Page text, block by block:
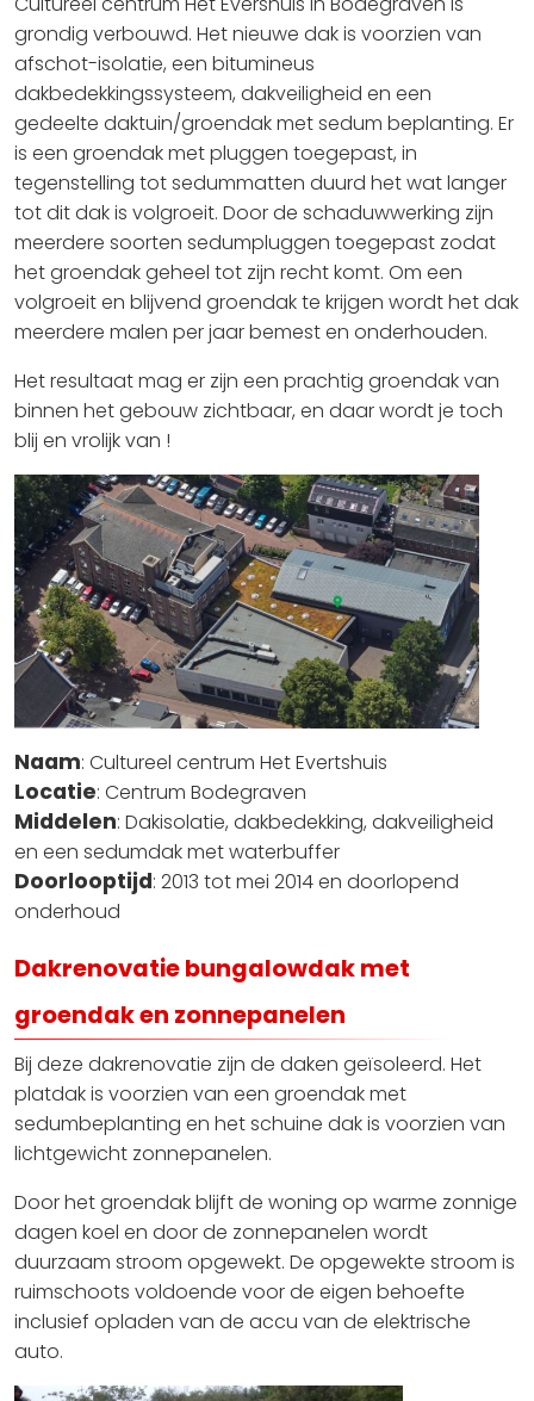
grondig verbouwd. Het nieuwe dak is voorzien van
afschot-isolatie, een bitumineus
dakbedekkingssysteem, dakveiligheid en een
gedeelte daktuin/groendak met sedum beplanting. Er
is een groendak met pluggen toegepast, in
tegenstelling tot sedummatten duurd het wat langer
tot dit dak is volgroeit. Door de schaduwwerking zijn
meerdere soorten sedumpluggen toegepast zodat
het groendak geheel tot zijn recht komt. Om een
volgroeit en blijvend groendak te krijgen wordt het dak
meerdere malen per jaar bemest en onderhouden.
Het resultaat mag er zijn een prachtig groendak van
binnen het gebouw zichtbaar, en daar wordt je toch
blij en vrolijk van !
Naam: Cultureel centrum Het Evertshuis
Locatie: Centrum Bodegraven
Middelen: Dakisolatie, dakbedekking, dakveiligheid
en een sedumdak met waterbuffer
Doorlooptijd: 2013 tot mei 2014 en doorlopend
onderhoud
Dakrenovatie bungalowdak met
groendak en zonnepanelen
Bij deze dakrenovatie zijn de daken geïsoleerd. Het
platdak is voorzien van een groendak met
sedumbeplanting en het schuine dak is voorzien van
lichtgewicht zonnepanelen.
Door het groendak blijft de woning op warme zonnige
dagen koel en door de zonnepanelen wordt
duurzaam stroom opgewekt. De opgewekte stroom is
ruimschoots voldoende voor de eigen behoefte
inclusief opladen van de accu van de elektrische
auto.